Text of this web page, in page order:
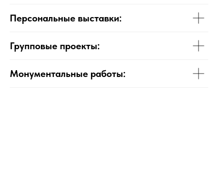
Персональные выставки:
Групповые проекты:
Монументальные работы: